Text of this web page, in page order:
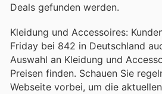
Deals gefunden werden.
Kleidung und Accessoires:
Friday bei 842 in Deutschland
Auswahl an Kleidung und
Preisen finden. Schauen Sie
Webseite vorbei, um die